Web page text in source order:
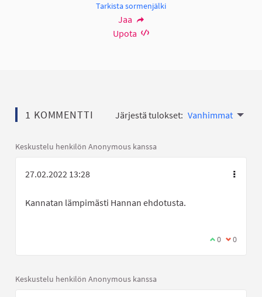
Tarkista sormenjälki
Jaa
Upota
1 KOMMENTTI Järjestä tulokset: Vanhimmat
Keskustelu henkilön Anonymous kanssa
27.02.2022 13:28
Kannatan lämpimästi Hannan ehdotusta.
Olen samaa
0 Olen eri
0
Keskustelu henkilön Anonymous kanssa